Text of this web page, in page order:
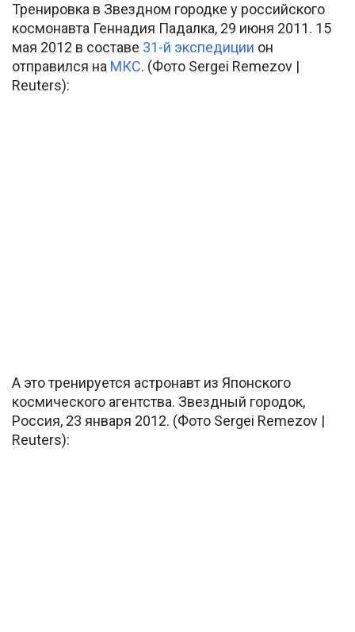
Тренировка в Звездном городке у российского
космонавта Геннадия Падалка, 29 июня 2011. 15
мая 2012 в составе 31-й экспедиции он
отправился на МКС. (Фото Sergei Remezov |
Reuters):
А это тренируется астронавт из Японского
космического агентства. Звездный городок,
Россия, 23 января 2012. (Фото Sergei Remezov |
Reuters):